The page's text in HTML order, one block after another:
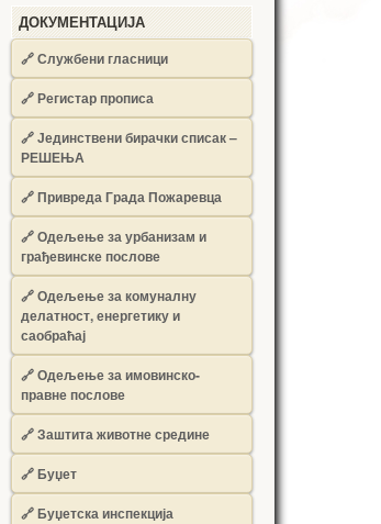
ДОКУМЕНТАЦИЈА
🔗Службени гласници
🔗Регистар прописа
🔗Јединствени бирачки списак –
РЕШЕЊА
🔗Привреда Града Пожаревца
🔗Одељење за урбанизам и
грађевинске послове
🔗Одељење за комуналну
делатност, енергетику и
саобраћај
🔗Одељење за имовинско-
правне послове
🔗Заштита животне средине
🔗Буџет
🔗Буџетска инспекција